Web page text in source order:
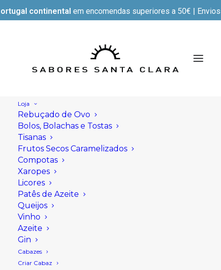
continental em encomendas superiores a 50€ |
Loja
Rebuçado de Ovo
Bolos, Bolachas e Tostas
Tisanas
Frutos Secos Caramelizados
Compotas
Xaropes
Licores
Patês de Azeite
Queijos
Vinho
Azeite
Gin
Cabazes
Criar Cabaz